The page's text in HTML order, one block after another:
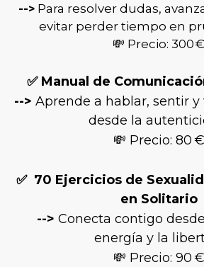
--> Para resolver dudas,
evitar perder tiempo en
💸 Precio: 300 €
✅ Manual de
--> Aprende a hablar, sentir y
desde la
💸 Precio: 80 €
✅ 70 Ejercicios de
en Solitario
--> Conecta contigo
energía y la
💸 Precio: 90 €